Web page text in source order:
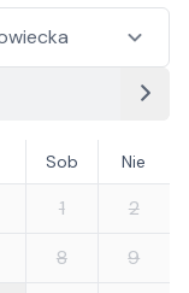
Sob Nie
1
2
8
9